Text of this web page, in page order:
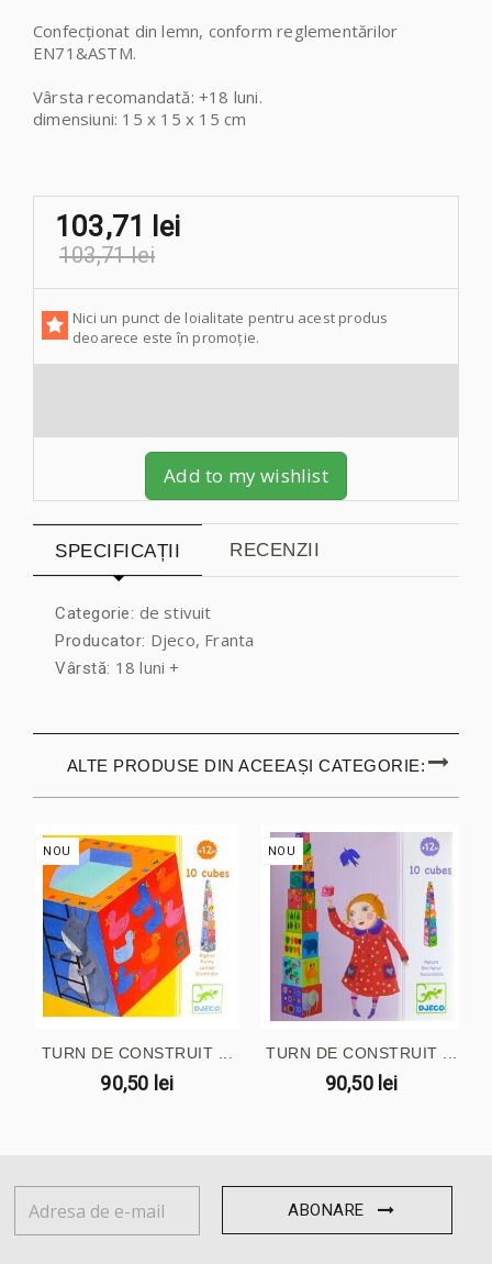
Confecționat din lemn, conform reglementărilor
EN71&ASTM.
Vârsta recomandată: +18 luni.
dimensiuni: 15 x 15 x 15 cm
103,71 lei
103,71 lei
Nici un punct de loialitate pentru acest produs
deoarece este în promoție.
Add to my wishlist
SPECIFICAȚII RECENZII
Categorie: de stivuit
Producator: Djeco, Franta
Vârstă: 18 luni +
ALTE PRODUSE DIN ACEEAȘI CATEGORIE:
NOU
TURN DE CONSTRUIT ...
90,50 lei
NOU
TURN DE CONSTRUIT ...
90,50 lei
ABONARE